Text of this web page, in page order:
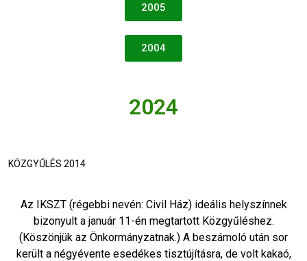
2005
2004
2024
KÖZGYŰLÉS 2014
Az IKSZT (régebbi nevén: Civil Ház) ideális helyszínnek
bizonyult a január 11-én megtartott Közgyűléshez.
(Köszönjük az Önkormányzatnak.) A beszámoló után sor
került a négyévente esedékes tisztújításra, de volt kakaó,